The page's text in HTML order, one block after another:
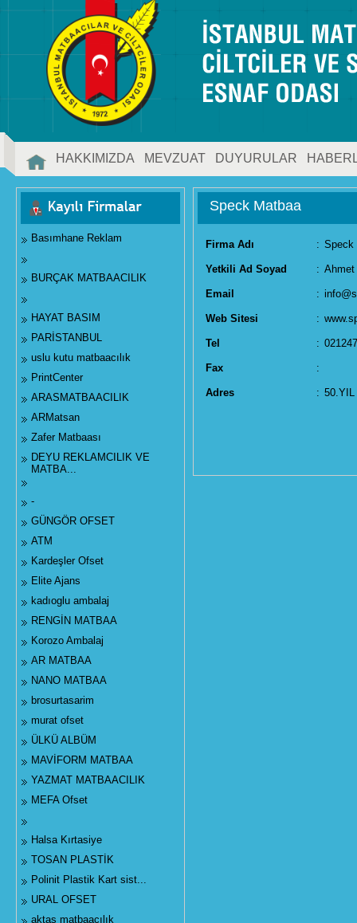
HAKKIMIZDA MEVZUAT DUYURULAR
İLETİŞİM
Basımhane Reklam
BURÇAK MATBAACILIK
HAYAT BASIM
PARİSTANBUL
uslu kutu matbaacılık
PrintCenter
ARASMATBAACILIK
ARMatsan
Zafer Matbaası
DEYU REKLAMCILIK VE
MATBA...
-
GÜNGÖR OFSET
ATM
Kardeşler Ofset
Elite Ajans
kadıoglu ambalaj
RENGİN MATBAA
Korozo Ambalaj
AR MATBAA
NANO MATBAA
brosurtasarim
murat ofset
ÜLKÜ ALBÜM
MAVİFORM MATBAA
YAZMAT MATBAACILIK
MEFA Ofset
Halsa Kırtasiye
TOSAN PLASTİK
Polinit Plastik Kart sist...
URAL OFSET
aktaş matbaacılık
Speck Matbaa
Firma Adı : Speck
Yetkili Ad Soyad : Ahmet
Email :
Web Sitesi :
Tel :
Fax :
Adres : 50.YIL